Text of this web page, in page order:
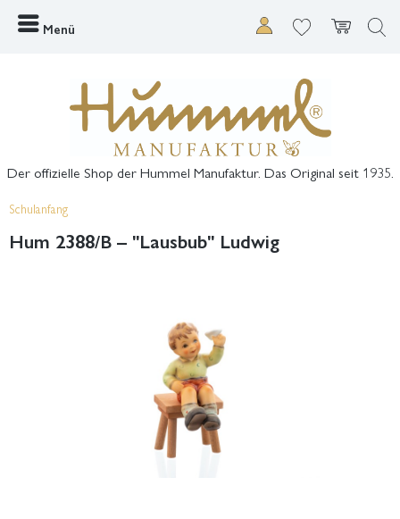
Menü
Der offizielle Shop der Hummel Manufaktur. Das Original seit 1935.
Schulanfang
Hum 2388/B – "Lausbub" Ludwig